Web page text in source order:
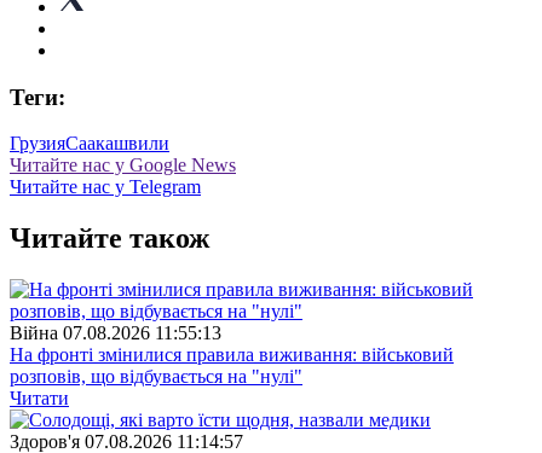
Теги:
ГрузияСаакашвили
Читайте нас у Google News
Читайте нас у Telegram
Читайте також
Війна 07.08.2026 11:55:13
На фронті змінилися правила виживання: військовий
розповів, що відбувається на "нулі"
Читати
Здоров'я 07.08.2026 11:14:57